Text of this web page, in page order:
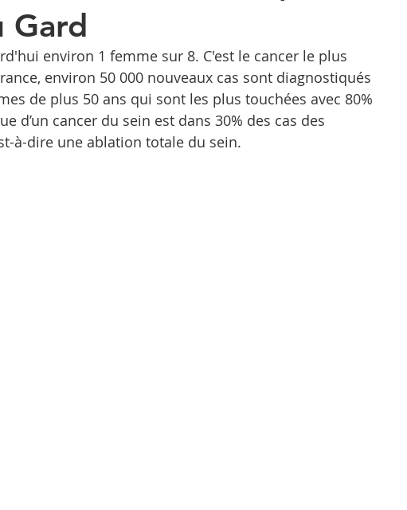
Gard
environ 1 femme sur 8. C'est le cancer le plus
environ 50 000 nouveaux cas sont diagnostiqués
de plus 50 ans qui sont les plus touchées avec 80%
d’un cancer du sein est dans 30% des cas des
à-dire une ablation totale du sein.